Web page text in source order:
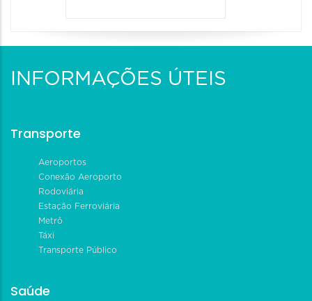
INFORMAÇÕES ÚTEIS
Transporte
Aeroportos
Conexão Aeroporto
Rodoviária
Estação Ferroviária
Metrô
Táxi
Transporte Público
Saúde